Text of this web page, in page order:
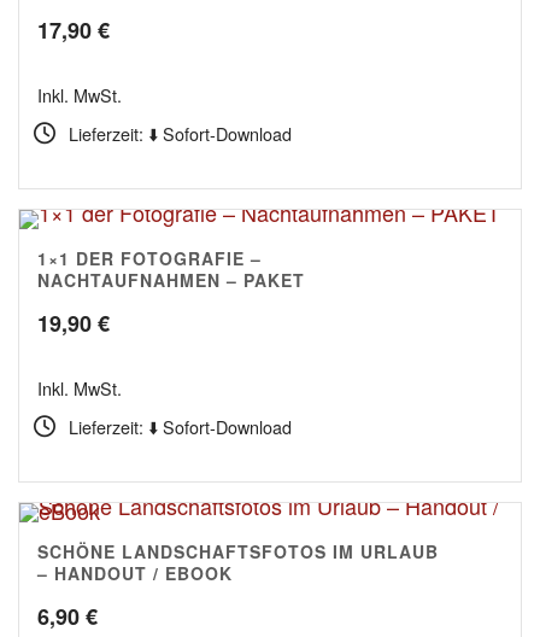
17,90€
Inkl. MwSt.
Lieferzeit: ⬇️ Sofort-Download
1×1 DER FOTOGRAFIE –
NACHTAUFNAHMEN – PAKET
19,90€
Inkl. MwSt.
Lieferzeit: ⬇️ Sofort-Download
5.00
SCHÖNE LANDSCHAFTSFOTOS IM URLAUB
– HANDOUT / EBOOK
6,90€